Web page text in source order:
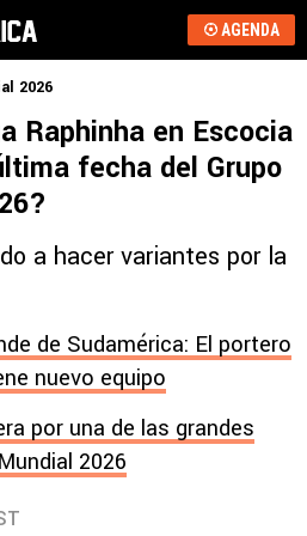
AGENDA
2026
Raphinha en Escocia
fecha del Grupo
a hacer variantes por la
de Sudamérica: El portero
nuevo equipo
por una de las grandes
2026